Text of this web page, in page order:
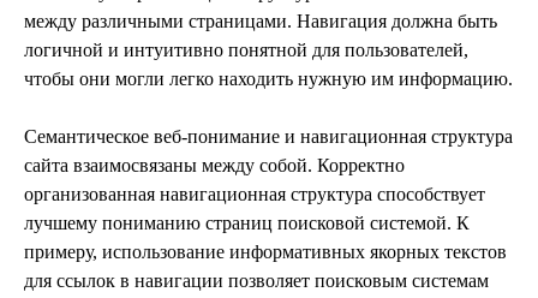
между различными страницами. Навигация должна быть
логичной и интуитивно понятной для пользователей,
чтобы они могли легко находить нужную им информацию.
Семантическое веб-понимание и навигационная структура
сайта взаимосвязаны между собой. Корректно
организованная навигационная структура способствует
лучшему пониманию страниц поисковой системой. К
примеру, использование информативных якорных текстов
для ссылок в навигации позволяет поисковым системам